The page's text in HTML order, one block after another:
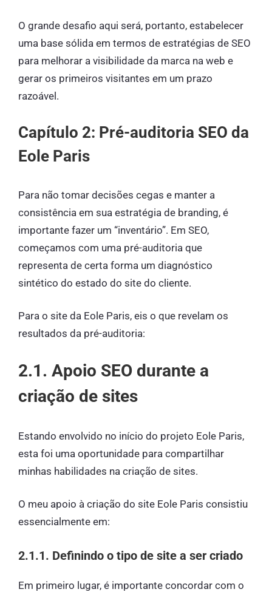
O grande desafio aqui será, portanto, estabelecer
uma base sólida em termos de estratégias de SEO
para melhorar a visibilidade da marca na web e
gerar os primeiros visitantes em um prazo
razoável.
Capítulo 2: Pré-auditoria SEO da
Eole Paris
Para não tomar decisões cegas e manter a
consistência em sua estratégia de branding, é
importante fazer um “inventário”. Em SEO,
começamos com uma pré-auditoria que
representa de certa forma um diagnóstico
sintético do estado do site do cliente.
Para o site da Eole Paris, eis o que revelam os
resultados da pré-auditoria:
2.1. Apoio SEO durante a
criação de sites
Estando envolvido no início do projeto Eole Paris,
esta foi uma oportunidade para compartilhar
minhas habilidades na criação de sites.
O meu apoio à criação do site Eole Paris consistiu
essencialmente em:
2.1.1. Definindo o tipo de site a ser criado
Em primeiro lugar, é importante concordar com o